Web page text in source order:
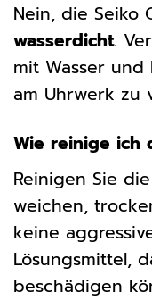
Nein, die Seiko
wasserdicht.
mit Wasser
am Uhrwerk zu
Wie reinige ich
Reinigen Sie
weichen,
keine
Lösungsmittel,
beschädigen